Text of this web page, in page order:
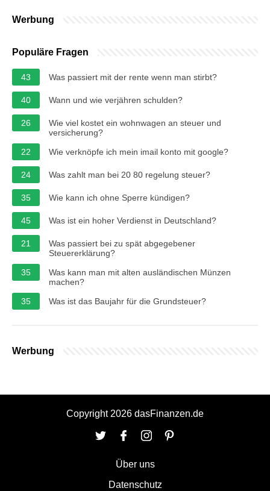
Werbung
Populäre Fragen
43 Was passiert mit der rente wenn man stirbt?
40 Wann und wie verjähren schulden?
26
Wie viel kostet ein wohnwagen an steuer und
versicherung?
22
Wie verknöpfe ich mein imail konto mit google?
24 Was zahlt man bei 20 80 regelung steuer?
35 Wie kann ich ohne Sperre kündigen?
45 Was ist ein hoher Verdienst in Deutschland?
21
Was passiert bei zu spät abgegebener
Steuererklärung?
35
Was kann man mit alten ausländischen Münzen
machen?
35
Was ist das Baujahr für die Grundsteuer?
Werbung
Copyright 2026 dasFinanzen.de
Über uns
Datenschutz